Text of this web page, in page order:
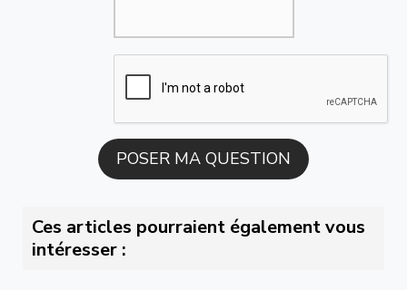
Ces articles pourraient également vous
intéresser :